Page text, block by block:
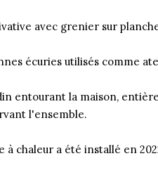
avec grenier sur
écuries utilisés comme
entourant la maison,
l'ensemble.
à chaleur a été installé en